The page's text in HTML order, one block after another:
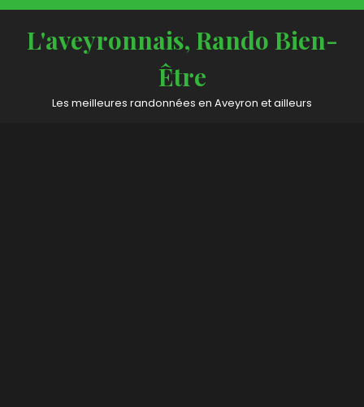
Skip
contentL'aveyronnais, Rando Bien-
Être
Les meilleures randonnées en Aveyron et ailleurs